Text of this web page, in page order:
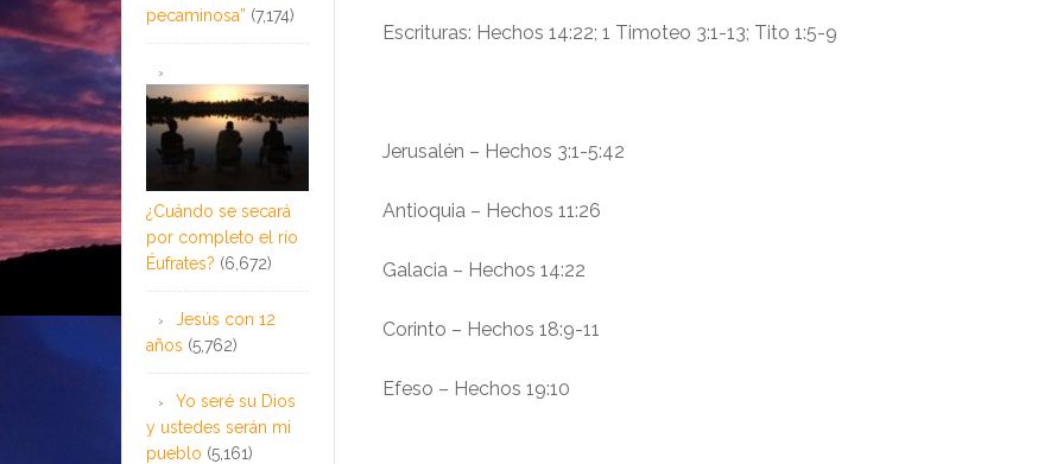
Escrituras: Hechos 14:22; 1 Timoteo 3:1-13; Tito 1:5-9
Jerusalén – Hechos 3:1-5:42
Antioquia – Hechos 11:26
Galacia – Hechos 14:22
Corinto – Hechos 18:9-11
Efeso – Hechos 19:10
pecaminosa” (7,174)
¿Cuándo se secará
por completo el río
Éufrates? (6,672)
Jesús con 12
años (5,762)
Yo seré su Dios
y ustedes serán mi
pueblo (5,161)